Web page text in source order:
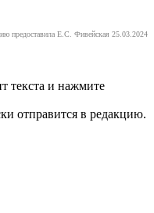
предоставила Е.С. Фивейская 25.03.2024
текста и нажмите
отправится в редакцию.